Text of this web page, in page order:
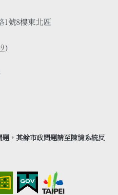
1號8樓東北區
)
，其餘市政問題請至陳情系統反